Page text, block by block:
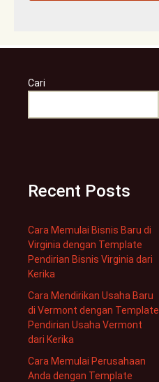
Cari
Recent Posts
Cara Memulai Bisnis Baru di
Virginia dengan Template
Pendirian Bisnis Virginia dari
Kerika
Cara Mendirikan Usaha Baru
di Vermont dengan Template
Pendirian Usaha Vermont
dari Kerika
Cara Memulai Perusahaan
Anda dengan Template